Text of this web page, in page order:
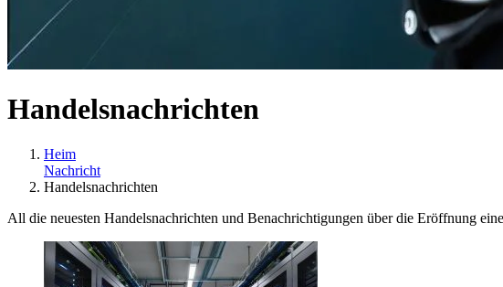
Handelsnachrichten
Heim
Nachricht
Handelsnachrichten
All die neuesten Handelsnachrichten und Benachrichtigungen über die Eröffnung